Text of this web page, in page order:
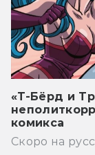
«Т-Бёрд и
комикса
Скоро на